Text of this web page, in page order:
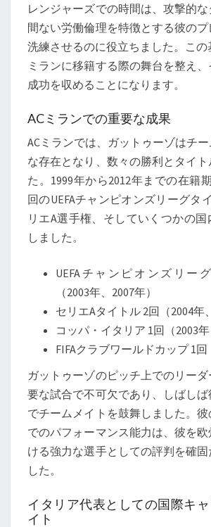
レンジャーズでの時間は、攻撃的な
間ない労働倫理を特徴とする彼の
洗練させるのに役立ちました。この
ミランに移籍する際の舞台を整え
成功を収めることになります。
ACミランでの重要な成果
ACミランでは、ガットゥーゾはチ
な存在となり、数々の勝利とタイ
た。1999年から2012年までの在籍
回のUEFAチャンピオンズリーグタ
リエA選手権、そしていくつかの
しました。
UEFAチャンピオンズリー
（2003年、2007年）
セリエAタイトル 2回（2004年
コッパ・イタリア 1回（2003年
FIFAクラブワールドカップ 1回
ガットゥーゾのピッチ上でのリー
要な試合で不可欠であり、しばし
でチームメイトを鼓舞しました。
でのパフォーマンス能力は、彼を
ける強力な選手としての評判を確固
した。
イタリア代表としての国際キ
イト